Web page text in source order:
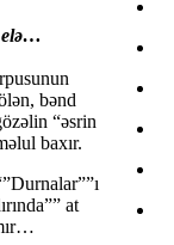
elə…
bənd
“əsrin
baxır.
at